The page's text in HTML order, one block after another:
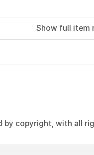
Show full item
by copyright, with all